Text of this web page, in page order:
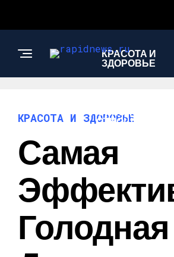
КРАСОТА И
ЗДОРОВЬЕ
ПСИХОЛОГИЯ И
ОТНОШЕНИЯ
КРАСОТА И ЗДОРОВЬЕ
Самая
Голодная